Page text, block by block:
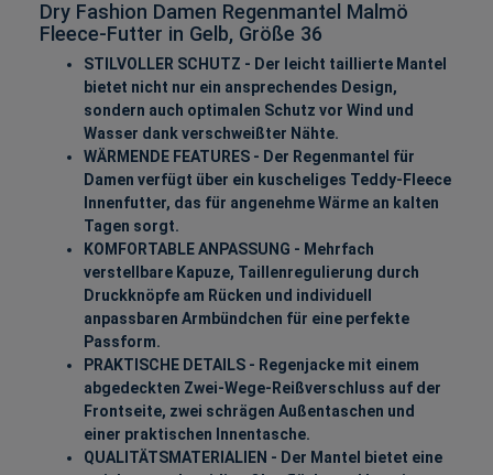
Dry Fashion Damen Regenmantel Malmö
Fleece-Futter in Gelb, Größe 36
STILVOLLER SCHUTZ - Der leicht taillierte Mantel
bietet nicht nur ein ansprechendes Design,
sondern auch optimalen Schutz vor Wind und
Wasser dank verschweißter Nähte.
WÄRMENDE FEATURES - Der Regenmantel für
Damen verfügt über ein kuscheliges Teddy-Fleece
Innenfutter, das für angenehme Wärme an kalten
Tagen sorgt.
KOMFORTABLE ANPASSUNG - Mehrfach
verstellbare Kapuze, Taillenregulierung durch
Druckknöpfe am Rücken und individuell
anpassbaren Armbündchen für eine perfekte
Passform.
PRAKTISCHE DETAILS - Regenjacke mit einem
abgedeckten Zwei-Wege-Reißverschluss auf der
Frontseite, zwei schrägen Außentaschen und
einer praktischen Innentasche.
QUALITÄTSMATERIALIEN - Der Mantel bietet eine